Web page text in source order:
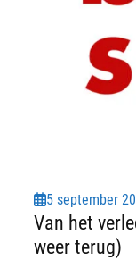
5 september
Van het
weer terug)